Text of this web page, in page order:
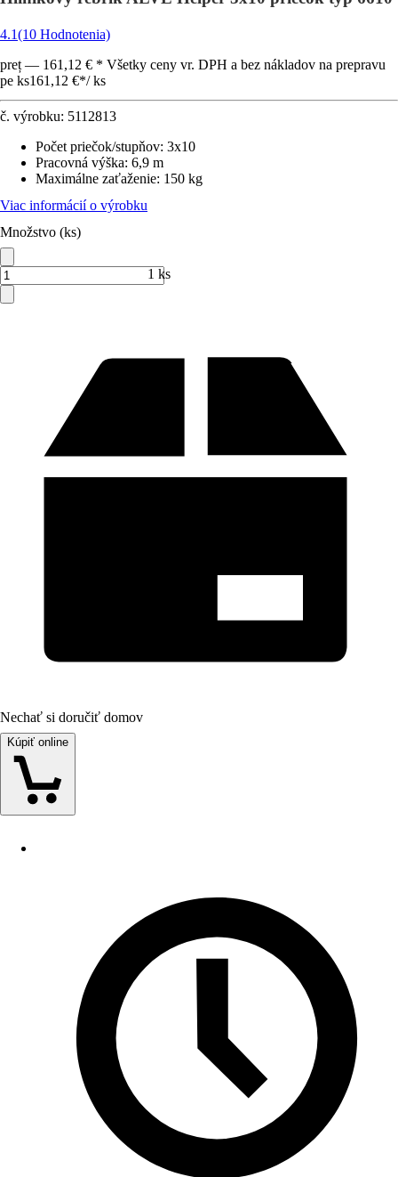
4.1(10 Hodnotenia)
preț — 161,12 € * Všetky ceny vr. DPH a bez nákladov na prepravu
pe ks161,12 €*/ ks
č. výrobku: 5112813
Počet priečok/stupňov: 3x10
Pracovná výška: 6,9 m
Maximálne zaťaženie: 150 kg
Viac informácií o výrobku
Množstvo (ks)
1 ks
Nechať si doručiť domov
Kúpiť online